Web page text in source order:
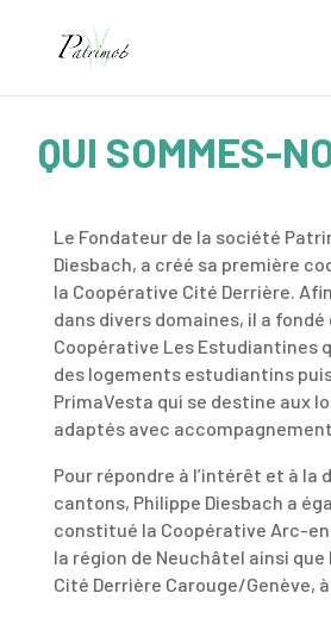
QUI SOMMES-
Le Fondateur de la société
Diesbach, a créé sa première
la Coopérative Cité Derrière.
dans divers domaines, il a
Coopérative Les Estudiantines
des logements estudiantins
PrimaVesta qui se destine aux
adaptés avec accompagnement
Pour répondre à l’intérêt et à la
cantons, Philippe Diesbach a
constitué la Coopérative Arc-
la région de Neuchâtel ainsi
Cité Derrière Carouge/Genève,